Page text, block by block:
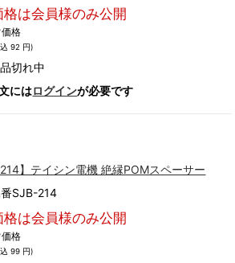
格は会員様のみ公開
格
92 円)
品切れ中
にはログインが必要です
214】テイシン電機 絶縁POMスペーサー
SJB-214
格は会員様のみ公開
格
99 円)